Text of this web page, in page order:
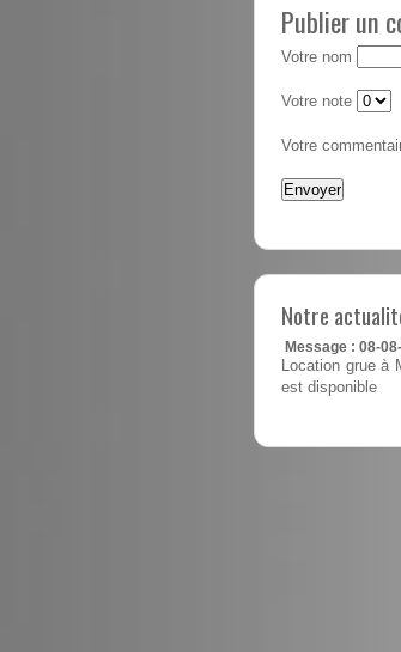
Publier un
Votre nom
Votre note
Votre
Notre
Message : 08-
Location grue à
est disponible